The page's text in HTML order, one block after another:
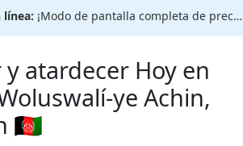
línea: ¡Modo de pantalla completa de precisión!
atardecer Hoy en
ye Achin,
🇦🇫